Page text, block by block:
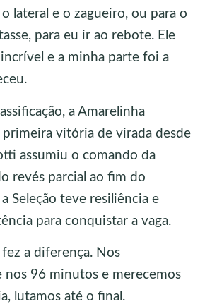
lateral e o zagueiro, ou para o
para eu ir ao rebote. Ele
e a minha parte foi a
a Amarelinha
vitória de virada desde
assumiu o comando da
revés parcial ao fim do
Seleção teve resiliência e
para conquistar a vaga.
a diferença. Nos
nos 96 minutos e merecemos
lutamos até o final.